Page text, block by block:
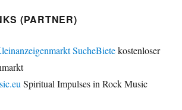
(PARTNER)
SucheBietekostenloser
Spiritual Impulses in Rock Music